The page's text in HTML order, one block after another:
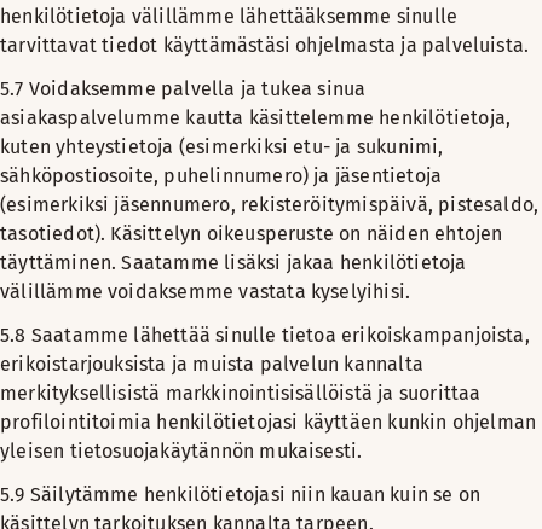
henkilötietoja välillämme lähettääksemme sinulle
tarvittavat tiedot käyttämästäsi ohjelmasta ja palveluista.
5.7 Voidaksemme palvella ja tukea sinua
asiakaspalvelumme kautta käsittelemme henkilötietoja,
kuten yhteystietoja (esimerkiksi etu- ja sukunimi,
sähköpostiosoite, puhelinnumero) ja jäsentietoja
(esimerkiksi jäsennumero, rekisteröitymispäivä, pistesaldo,
tasotiedot). Käsittelyn oikeusperuste on näiden ehtojen
täyttäminen. Saatamme lisäksi jakaa henkilötietoja
välillämme voidaksemme vastata kyselyihisi.
5.8 Saatamme lähettää sinulle tietoa erikoiskampanjoista,
erikoistarjouksista ja muista palvelun kannalta
merkityksellisistä markkinointisisällöistä ja suorittaa
profilointitoimia henkilötietojasi käyttäen kunkin ohjelman
yleisen tietosuojakäytännön mukaisesti.
5.9 Säilytämme henkilötietojasi niin kauan kuin se on
käsittelyn tarkoituksen kannalta tarpeen.